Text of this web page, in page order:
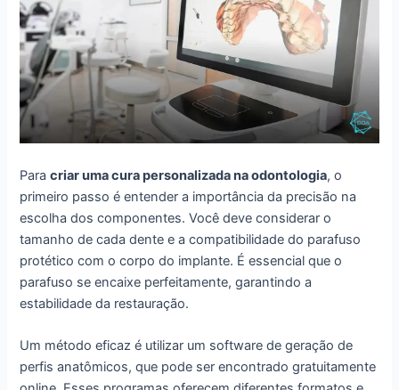
Paracriar uma cura personalizada na odontologia, o
primeiro passo é entender a importância da precisão na
escolha dos componentes. Você deve considerar o
tamanho de cada dente e a compatibilidade do parafuso
protético com o corpo do implante. É essencial que o
parafuso se encaixe perfeitamente, garantindo a
estabilidade da restauração.
Um método eficaz é utilizar um software de geração de
perfis anatômicos, que pode ser encontrado gratuitamente